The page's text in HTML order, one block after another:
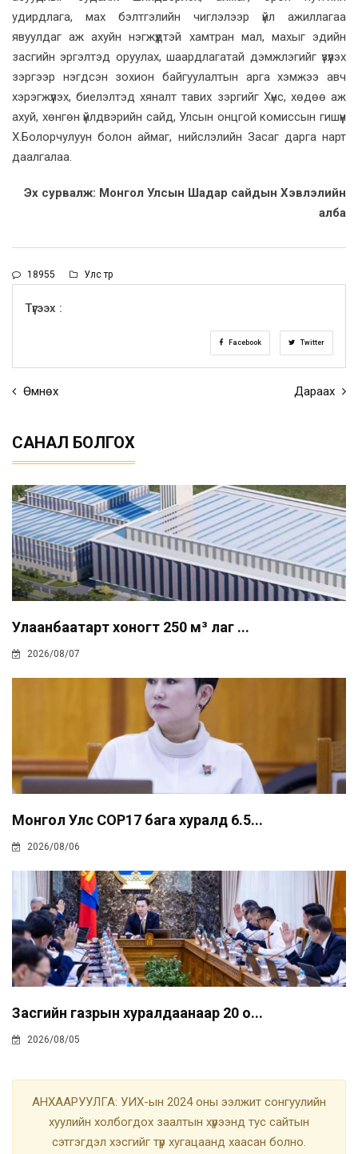
удирдлага, мах бэлтгэлийн чиглэлээр үйл ажиллагаа
явуулдаг аж ахуйн нэгжүүдтэй хамтран мал, махыг эдийн
засгийн эргэлтэд оруулах, шаардлагатай дэмжлэгийг үзүүлэх
зэргээр нэгдсэн зохион байгуулалтын арга хэмжээ авч
хэрэгжүүлэх, биелэлтэд хяналт тавих зэргийг Хүнс, хөдөө аж
ахуй, хөнгөн үйлдвэрийн сайд, Улсын онцгой комиссын гишүүн
Х.Болорчулуун болон аймаг, нийслэлийн Засаг дарга нарт
даалгалаа.
Эх сурвалж: Монгол Улсын Шадар сайдын Хэвлэлийн
алба
18955 Улс төр
Түгээх :
Facebook Twitter
Өмнөх Дараах
САНАЛ БОЛГОХ
Улаанбаатарт хоногт 250 м³ лаг ...
2026/08/07
Монгол Улс COP17 бага хуралд 6.5...
2026/08/06
Засгийн газрын хуралдаанаар 20 о...
2026/08/05
АНХААРУУЛГА: УИХ-ын 2024 оны ээлжит сонгуулийн
хуулийн холбогдох заалтын хүрээнд тус сайтын
сэтгэгдэл хэсгийг түр хугацаанд хаасан болно.